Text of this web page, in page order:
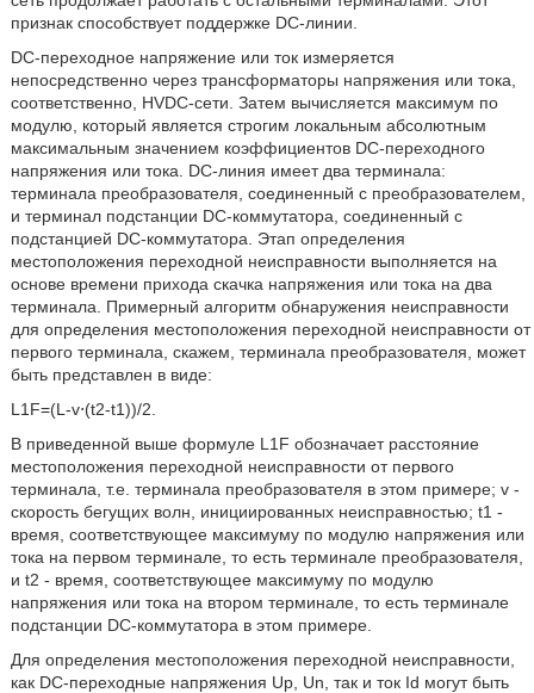
признак способствует поддержке DC-линии.
DC-переходное напряжение или ток измеряется
непосредственно через трансформаторы напряжения или тока,
соответственно, HVDC-сети. Затем вычисляется максимум по
модулю, который является строгим локальным абсолютным
максимальным значением коэффициентов DC-переходного
напряжения или тока. DC-линия имеет два терминала:
терминала преобразователя, соединенный с преобразователем,
и терминал подстанции DC-коммутатора, соединенный с
подстанцией DC-коммутатора. Этап определения
местоположения переходной неисправности выполняется на
основе времени прихода скачка напряжения или тока на два
терминала. Примерный алгоритм обнаружения неисправности
для определения местоположения переходной неисправности от
первого терминала, скажем, терминала преобразователя, может
быть представлен в виде:
L1F=(L-v⋅(t2-t1))/2.
В приведенной выше формуле L1F обозначает расстояние
местоположения переходной неисправности от первого
терминала, т.е. терминала преобразователя в этом примере; v -
скорость бегущих волн, инициированных неисправностью; t1 -
время, соответствующее максимуму по модулю напряжения или
тока на первом терминале, то есть терминале преобразователя,
и t2 - время, соответствующее максимуму по модулю
напряжения или тока на втором терминале, то есть терминале
подстанции DC-коммутатора в этом примере.
Для определения местоположения переходной неисправности,
как DC-переходные напряжения Up, Un, так и ток Id могут быть